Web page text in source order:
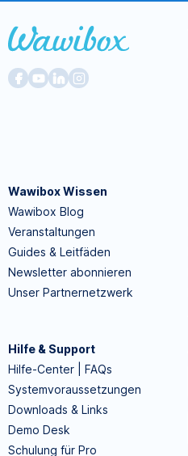
Wawibox Wissen
Wawibox Blog
Veranstaltungen
Guides & Leitfäden
Newsletter abonnieren
Unser Partnernetzwerk
Hilfe & Support
Hilfe-Center | FAQs
Systemvoraussetzungen
Downloads & Links
Demo Desk
Schulung für Pro